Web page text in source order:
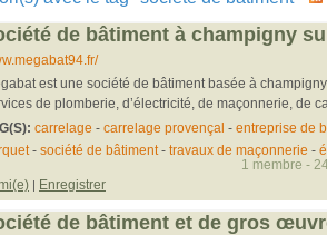
de bâtiment à champigny
est une société de bâtiment basée à
de plomberie, d’électricité, de maçonnerie, de
carrelage - carrelage provençal - entreprise de
- société de bâtiment- travaux de maçonnerie -
| Enregistrer
1 membre -
de bâtiment et de gros